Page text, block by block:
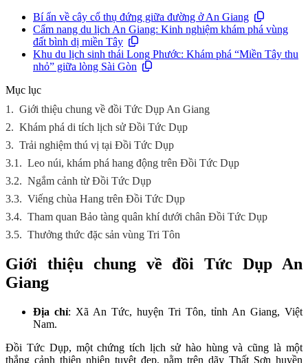
Bí ẩn về cây cổ thụ đứng giữa đường ở An Giang
Cẩm nang du lịch An Giang: Kinh nghiệm khám phá vùng
đất bình dị miền Tây
Khu du lịch sinh thái Long Phước: Khám phá “Miền Tây thu
nhỏ” giữa lòng Sài Gòn
Mục lục
1. Giới thiệu chung về đồi Tức Dụp An Giang
2. Khám phá di tích lịch sử Đồi Tức Dụp
3. Trải nghiệm thú vị tại Đồi Tức Dụp
3.1. Leo núi, khám phá hang động trên Đồi Tức Dụp
3.2. Ngắm cảnh từ Đồi Tức Dụp
3.3. Viếng chùa Hang trên Đồi Tức Dụp
3.4. Tham quan Bảo tàng quân khí dưới chân Đồi Tức Dụp
3.5. Thưởng thức đặc sản vùng Tri Tôn
Giới thiệu chung về đồi Tức Dụp An
Giang
Địa chỉ: Xã An Tức, huyện Tri Tôn, tỉnh An Giang, Việt
Nam.
Đồi Tức Dụp, một chứng tích lịch sử hào hùng và cũng là một
thắng cảnh thiên nhiên tuyệt đẹp, nằm trên dãy Thất Sơn huyền